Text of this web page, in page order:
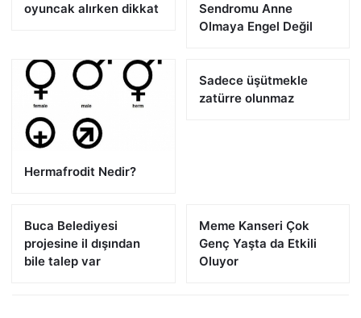
oyuncak alırken dikkat
Sendromu Anne
Olmaya Engel Değil
Hermafrodit Nedir?
Sadece üşütmekle
zatürre olunmaz
Buca Belediyesi
projesine il dışından
bile talep var
Meme Kanseri Çok
Genç Yaşta da Etkili
Oluyor